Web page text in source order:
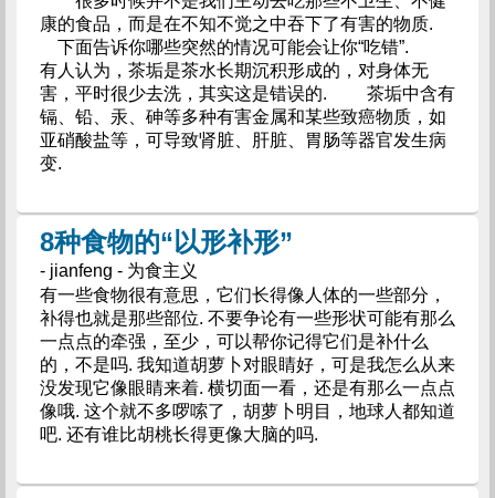
康的食品，而是在不知不觉之中吞下了有害的物质.
下面告诉你哪些突然的情况可能会让你“吃错”.
有人认为，茶垢是茶水长期沉积形成的，对身体无
害，平时很少去洗，其实这是错误的. 茶垢中含有
镉、铅、汞、砷等多种有害金属和某些致癌物质，如
亚硝酸盐等，可导致肾脏、肝脏、胃肠等器官发生病
变.
8种食物的“以形补形”
- jianfeng - 为食主义
有一些食物很有意思，它们长得像人体的一些部分，
补得也就是那些部位. 不要争论有一些形状可能有那么
一点点的牵强，至少，可以帮你记得它们是补什么
的，不是吗. 我知道胡萝卜对眼睛好，可是我怎么从来
没发现它像眼睛来着. 横切面一看，还是有那么一点点
像哦. 这个就不多啰嗦了，胡萝卜明目，地球人都知道
吧. 还有谁比胡桃长得更像大脑的吗.